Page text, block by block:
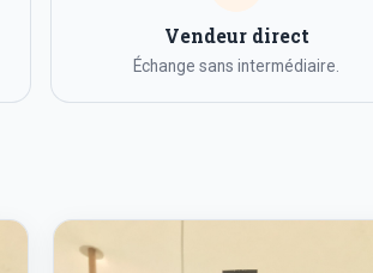
Vendeur direct
Échange sans intermédiaire.